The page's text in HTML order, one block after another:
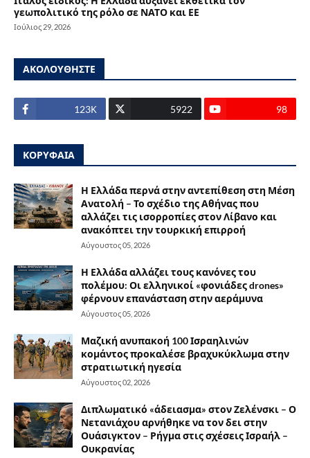
γεωπολιτικό της ρόλο σε ΝΑΤΟ και ΕΕ
Ιούλιος 29, 2026
ΑΚΟΛΟΥΘΗΣΤΕ
123Κ 5922 98
ΚΟΡΥΦΑΙΑ
Η Ελλάδα περνά στην αντεπίθεση στη Μέση
Ανατολή – Το σχέδιο της Αθήνας που
αλλάζει τις ισορροπίες στον Λίβανο και
ανακόπτει την τουρκική επιρροή
Αύγουστος 05, 2026
Η Ελλάδα αλλάζει τους κανόνες του
πολέμου: Οι ελληνικοί «φονιάδες drones»
φέρνουν επανάσταση στην αεράμυνα
Αύγουστος 05, 2026
Μαζική ανυπακοή 100 Ισραηλινών
κομάντος προκαλέσε βραχυκύκλωμα στην
στρατιωτική ηγεσία
Αύγουστος 02, 2026
Διπλωματικό «άδειασμα» στον Ζελένσκι – Ο
Νετανιάχου αρνήθηκε να τον δει στην
Ουάσιγκτον – Ρήγμα στις σχέσεις Ισραήλ –
Ουκρανίας